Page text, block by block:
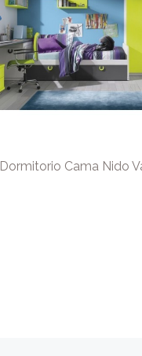
Dormitorio Cama Nido